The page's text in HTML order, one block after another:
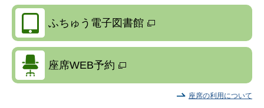
ふちゅう電子図書館
座席WEB予約
座席の利用について